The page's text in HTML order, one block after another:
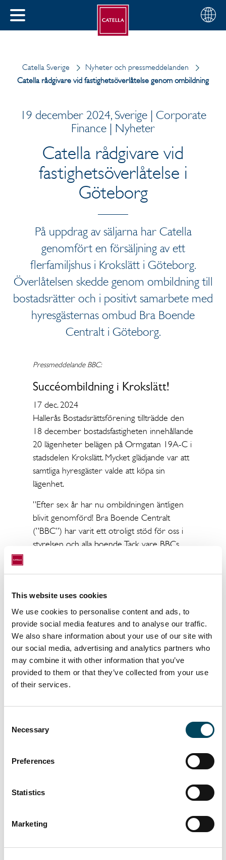
This website uses cookies
We use cookies to personalise content and ads, to
provide social media features and to analyse our traffic.
We also share information about your use of our site with
our social media, advertising and analytics partners who
may combine it with other information that you’ve
provided to them or that they’ve collected from your use
of their services.
Selection
Necessary
Preferences
Statistics
Marketing
STÄNG
Välj
din
Svenska
Catella Sverige
Nyheter och pressmeddelanden
Catella rådgivare vid fastighetsöverlåtelse genom ombildning
19 december 2024, Sverige | Corporate
Finance | Nyheter
Catella rådgivare vid
fastighetsöverlåtelse i
Göteborg
På uppdrag av säljarna har Catella
genomfört en försäljning av ett
flerfamiljshus i Krokslätt i Göteborg.
Överlåtelsen skedde genom ombildning till
bostadsrätter och i positivt samarbete med
hyresgästernas ombud Bra Boende
Centralt i Göteborg.
Pressmeddelande BBC:
Succéombildning i Krokslätt!
17 dec. 2024
Hallerås Bostadsrättsförening tillträdde den
18 december bostadsfastigheten innehållande
20 lägenheter belägen på Ormgatan 19A-C i
stadsdelen Krokslätt. Mycket glädjande var att
samtliga hyresgäster valde att köpa sin
lägenhet.
”Efter sex år har nu ombildningen äntligen
blivit genomförd! Bra Boende Centralt
(”BBC”) har varit ett otroligt stöd för oss i
styrelsen och alla boende. Tack vare BBCs
Bostadsrättsföreningen Hallerås”
”Det är superkul med så tydligt och stort
intresse bland hyresgästerna säger Daniel
Hedberg, föreningens rådgivare på BBC.
Jag vill vidare tacka säljarens rådgivare
Annette Utternäs på Catella Corporate
Finance för bra samarbete. Det visar sig
tydligt att Annette förstår ombildningsaffären
hyresgästombud precis som mig, fortsätter
Föreningen och deras rådgivare har på
fastigheten genom ombildning, vilket
erfaren rådgivare. Med ett ökande intresse